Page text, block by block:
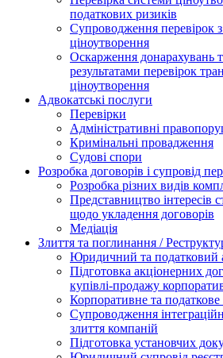
податкових ризиків
Супроводження перевірок
ціноутворення
Оскарження донарахувань
результатами перевірок
ціноутворення
Адвокатські послуги
Перевірки
Адміністративні
Кримінальні провадження
Судові спори
Розробка договорів і супровід
Розробка різних видів
Представництво інтересів
щодо укладення договорів
Медіація
Злиття та поглинання /
Юридичний та податковий
Підготовка акціонерних
купівлі-продажу
Корпоративне та
Супроводження
злиття компаній
Підготовка установчих